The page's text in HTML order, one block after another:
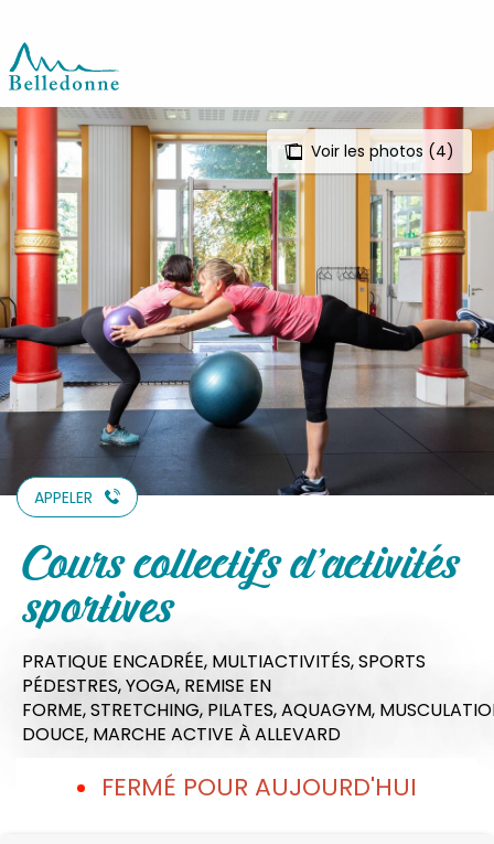
contenu
principal
Voir les photos (4)
APPELER
Cours collectifs d'activités
sportives
PRATIQUE ENCADRÉE, MULTIACTIVITÉS,SPORTS
PÉDESTRES,YOGA, REMISE EN
FORME,STRETCHING, PILATES,AQUAGYM,
DOUCE, MARCHE ACTIVE À ALLEVARD
FERMÉ POUR AUJOURD'HUI